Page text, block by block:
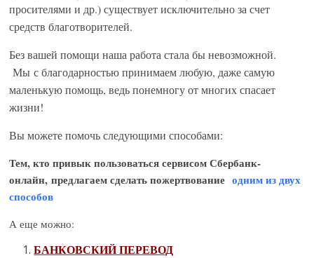
просителями и др.) существует исключительно за счет
средств благотворителей.
Без вашей помощи наша работа стала бы невозможной.
Мы с благодарностью принимаем любую, даже самую
маленькую помощь, ведь понемногу от многих спасает
жизни!
Вы можете помочь следующими способами:
Тем, кто привык пользоваться сервисом Сбербанк-
онлайн, предлагаем сделать пожертвованиеодним из двух
способов
А еще можно:
БАНКОВСКИЙ ПЕРЕВОД